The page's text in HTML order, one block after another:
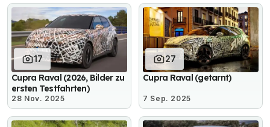
17
Cupra Raval (2026, Bilder zu
ersten Testfahrten)
28 Nov. 2025
27
Cupra Raval (getarnt)
7 Sep. 2025